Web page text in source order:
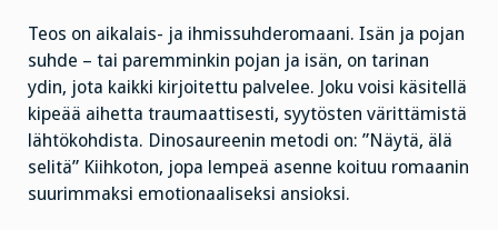
Teos on aikalais- ja ihmissuhderomaani. Isän ja pojan
suhde – tai paremminkin pojan ja isän, on tarinan
ydin, jota kaikki kirjoitettu palvelee. Joku voisi käsitellä
kipeää aihetta traumaattisesti, syytösten värittämistä
lähtökohdista. Dinosaureenin metodi on: ”Näytä, älä
selitä” Kiihkoton, jopa lempeä asenne koituu romaanin
suurimmaksi emotionaaliseksi ansioksi.